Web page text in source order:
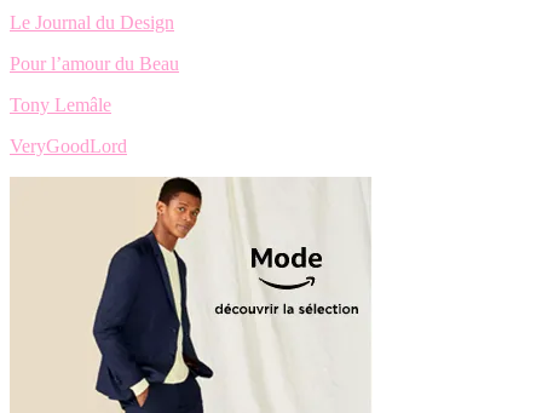
Le Journal du Design
Pour l’amour du Beau
Tony Lemâle
VeryGoodLord